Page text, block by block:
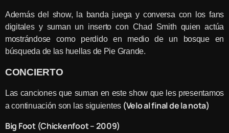
Además del show, la banda juega y conversa con los fans
digitales y suman un inserto con Chad Smith quien actúa
mostrándose como perdido en medio de un bosque en
búsqueda de las huellas de Pie Grande.
CONCIERTO
Las canciones que suman en este show que les presentamos
a continuación son las siguientes (Velo al final de la nota)
Big Foot (Chickenfoot – 2009)